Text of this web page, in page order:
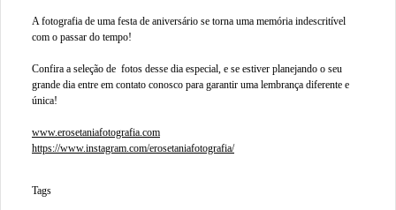
A fotografia de uma festa de aniversário se torna uma memória indescritível
com o passar do tempo!
Confira a seleção de fotos desse dia especial, e se estiver planejando o seu
grande dia entre em contato conosco para garantir uma lembrança diferente e
única!
www.erosetaniafotografia.com
https://www.instagram.com/erosetaniafotografia/
Tags